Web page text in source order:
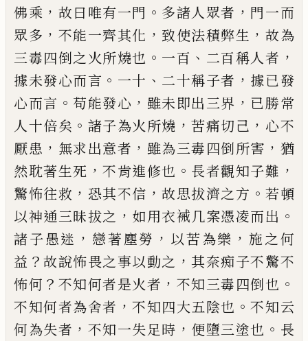
佛乘 ， 故曰唯有一門 。 多諸人眾者 ， 門一而
眾多 ， 不能一齊其化 ， 致使法積弊生 ， 故為
三毒四倒之火所燒也 。 一百 、 二百稱人者 ，
據未發心而言 。 一十 、 二十稱子者 ， 據已發
心而言 。 苟能發心 ， 雖未即出三界 ， 已勝常
人十倍矣 。 諸子為火所燒 ，苦痛切己 ， 心不
厭患 ， 無求出意者 ， 雖為三毒四倒所害 ， 猶
然耽著生死 ，不肯進修也 。 長者觀知子難 ，
驚怖往救 ， 恐其不信 ，故思拔濟之方 。若頓
以神通三昧拔之 ， 如用衣裓几案憑凌而出 。
諸子愚迷 ， 戀著塵勞 ， 以苦為樂 ， 施之何
益 ？故說怖畏之事以動之 ，其奈痴子不驚不
怖何 ？ 不知何者是火者 ， 不知三毒四倒也 。
不知何者為舍者 ，不知四大五陰也 。不知云
何為失者 ， 不知一失足時 ， 便墮三塗也 。 長